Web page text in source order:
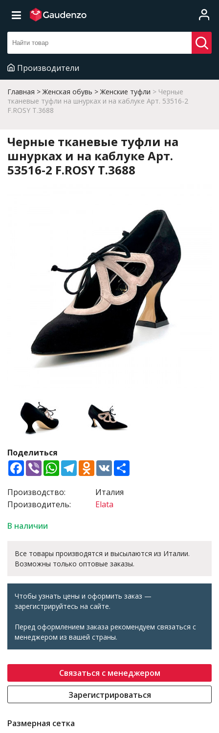
Производители
Главная Женская обувь Женские туфли
Черные
тканевые туфли на шнурках и на каблуке Арт. 53516-2
F.ROSY T.3688
Черные тканевые туфли на
шнурках и на каблуке Арт.
53516-2 F.ROSY T.3688
Поделиться
Facebook
ViberWhatsApp
TelegramOdnoklassniki
VK
Производство:
Производитель:
Италия
Elata
В наличии
Все товары производятся и высылаются из Италии.
Возможны только оптовые заказы.
Чтобы узнать цены и оформить заказ —
зарегистрируйтесь на сайте.
Перед оформлением заказа рекомендуем связаться с
менеджером из вашей страны.
Связаться с менеджером
Зарегистрироваться
Размерная сетка